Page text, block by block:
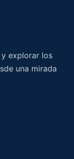
explorar los
una mirada